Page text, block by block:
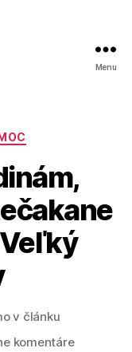
Menu
v článku
komentárena